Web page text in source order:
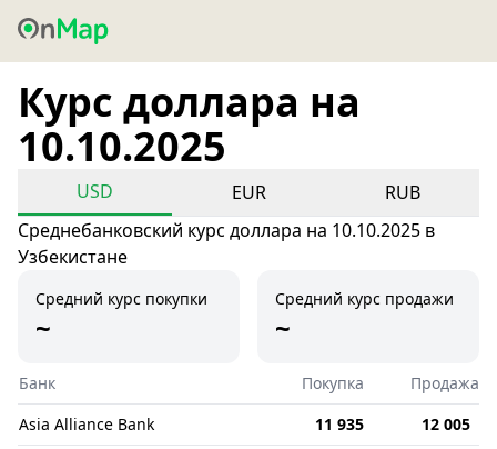
Курс доллара на
10.10.2025
USD EUR
RUB
Среднебанковский курс доллара на 10.10.2025 в
Узбекистане
Средний курс покупки
~
Средний курс продажи
~
Банк Покупка
Продажа
Asia Alliance Bank
11 935
12 005